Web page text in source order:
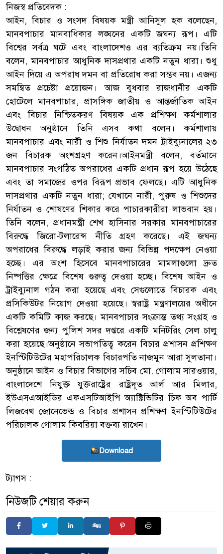
নিজস্ব প্রতিবেদক :
আইন, বিচার ও সংসদ বিষয়ক মন্ত্রী আনিসুল হক বলেছেন,
মানবপাচার মানবাধিকার লঙ্ঘনের একটি জঘন্য রূপ। এটি
বিশ্বের সর্বত্র ঘটে এবং বাংলাদেশও এর ব্যতিক্রম নয়।তিনি
বলেন, মানবপাচার আধুনিক দাসপ্রথার একটি নতুন ধারা। শুধু
আইন দিয়ে এ অপরাধ দমন বা প্রতিরোধ করা সম্ভব নয়। এজন্য
সমন্বিত প্রচেষ্টা প্রয়োজন। আজ বুধবার রাজধানীর একটি
হোটেলে মানবপাচার, প্রাসঙ্গিক জাতীয় ও আন্তর্জাতিক আইন
এবং বিচার নিশ্চিতকরণ বিষয়ক এক প্রশিক্ষণ কর্মশালার
উদ্বোধন অনুষ্ঠানে তিনি এসব কথা বলেন। কর্মশালায়
মানবপাচার এবং নারী ও শিশু নির্যাতন দমন ট্রাইব্যুনালের ২৩
জন বিচারক অংশগ্রহণ করেন।আইনমন্ত্রী বলেন, বর্তমানে
মানবপাচার সংগঠিত অপরাধের একটি প্রধান রূপ হয়ে উঠেছে
এবং তা সমাজের ওপর বিরূপ প্রভাব ফেলছে। এটি আধুনিক
দাসপ্রথার একটি নতুন ধারা; যেখানে নারী, পুরুষ ও শিশুদের
নির্যাতন ও শোষণের শিকার করে পাচারকারীরা লাভবান হয়।
তিনি বলেন, প্রধানমন্ত্রী শেখ হাসিনার সরকার মানবপাচারের
বিরুদ্ধে জিরো-টলারেন্স নীতি গ্রহণ করেছে। এই জঘন্য
অপরাধের বিরুদ্ধে লড়াই করার জন্য বিভিন্ন পদক্ষেপ নেওয়া
হচ্ছে। এর অংশ হিসেবে মানবপাচারের মামলাগুলো দ্রুত
নিষ্পত্তির ক্ষেত্রে বিশেষ গুরুত্ব দেওয়া হচ্ছে। বিশেষ আইন ও
ট্রাইব্যুনাল গঠন করা হয়েছে এবং সেগুলোতে বিচারক এবং
প্রসিকিউটর নিয়োগ দেওয়া হয়েছে। স্বরাষ্ট্র মন্ত্রণালয়ের অধীনে
একটি কমিটি কাজ করছে। মানবপাচার সংক্রান্ত তথ্য সংগ্রহ ও
বিশ্লেষণের জন্য পুলিশ সদর দপ্তরে একটি মনিটরিং সেল চালু
করা হয়েছে।অনুষ্ঠানে সভাপতিত্ব করেন বিচার প্রশাসন প্রশিক্ষণ
ইনস্টিটিউটের মহাপরিচালক বিচারপতি নাজমুন আরা সুলতানা।
অনুষ্ঠানে আইন ও বিচার বিভাগের সচিব মো. গোলাম সারওয়ার,
বাংলাদেশে নিযুক্ত যুক্তরাষ্ট্রের রাষ্ট্রদূত আর্ল আর মিলার,
ইউএসএআইডির এফএসটিআইপি অ্যাক্টিভিটির চিফ অব পার্টি
লিজবেথ জোনেভেল্ড ও বিচার প্রশাসন প্রশিক্ষণ ইনস্টিটিউটের
পরিচালক গোলাম কিবরিয়া বক্তব্য রাখেন।
Download
ট্যাগস :
নিউজটি শেয়ার করুন